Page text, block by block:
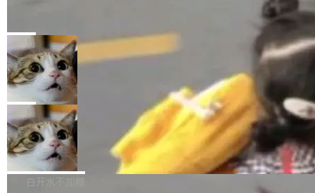
Harness 负责把能力落到真实环境中——调用工
具、读写文件、管理上下文、处理错误、完成闭
环。崔添翼招人的标...
理解、推理、生成与编辑，还仅以 8B-MoT 的轻
量大小，将能力推进到4K、更精细的真实质感、
更复杂的视觉控制和可持续迭代编辑。 相比 U
1，U1.5-Lite-Preview 在以下方向上带来了显著
提升： 原生支持4K图像生成； 更精细的局部纹
理、细节与真实世界质感； 更准确的中英文文字
生成与复杂版式组织； 更稳定的图...
nap。这次是 hwctl——一个用来检查 Ubuntu
硬件认证状态的命令行工具。 Canonical 工程师
Alan Griffiths 在邮件列表中说得很直白：「hwc
tl 是一个 Ubuntu 专有的包，它和它的依赖项都
是 Ubuntu 专有的，不会用在其他发行版上。」
所以 deb 版本的受众实际上为零。既然只有 Ub
untu 用户在用，那用 snap 打包就没什么可纠结
的。 从 deb 到 snap 的迁移路径 hwctl 是 rust-
hwlib 硬件 API 库的一部分，命令行工具负责查
局
Dario Amodei 担心新人来 Anthropic
只为金钱，不为使命
顶级 AI 研究员在两家公司之间来回跳，中间只
隔了几天。 Lilian Weng 上周刚宣布因健康原因
离开 Thinking Machines Lab，说自己作为联合
创始人的角色「太累了」。几天后，The Inform
ation 就曝出她将重回 OpenAI，负责递归自我
改进方向的研究。她是 Thinking Machines 过
局
FFmpeg 9.0 发布
FFmpeg 9.0 现已发布，包含多项改进。官方更
新日志列出的 9.0 版本主要更新内容如下： 扩
白开水不加糖